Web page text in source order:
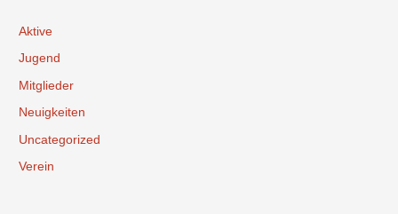
Aktive
Jugend
Mitglieder
Neuigkeiten
Uncategorized
Verein